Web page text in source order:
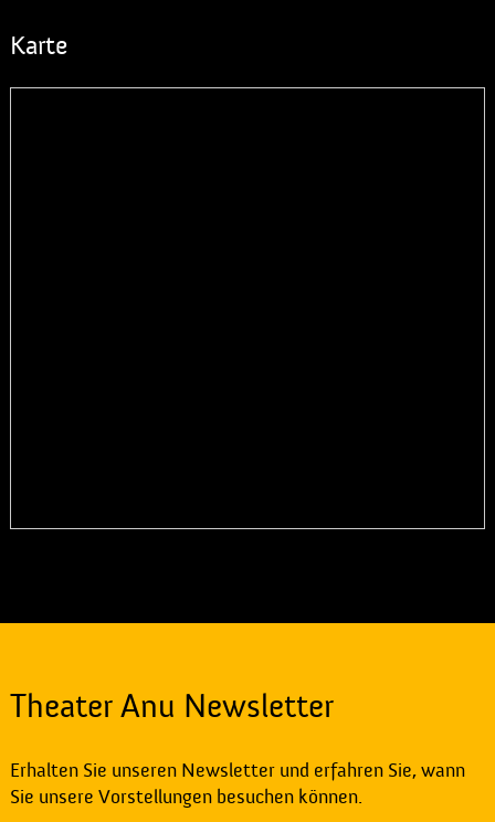
Karte
Theater Anu Newsletter
Erhalten Sie unseren Newsletter und erfahren Sie, wann
Sie unsere Vorstellungen besuchen können.